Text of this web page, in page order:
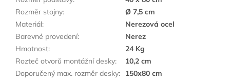
Rozměr stojny:
Ø 7,5 cm
Materiál:
Nerezová ocel
Barevné provedení:
Nerez
Hmotnost:
24 Kg
Rozteč otvorů montážní desky:
10,2 cm
Doporučený max. rozměr desky: 150x80 cm